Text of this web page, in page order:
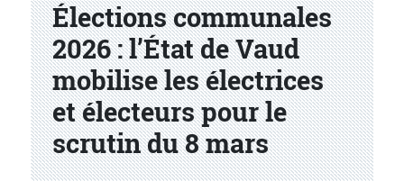
Élections communales
2026 : l’État de Vaud
mobilise les électrices
et électeurs pour le
scrutin du 8 mars